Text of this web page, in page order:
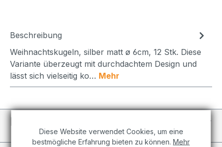
Beschreibung
Weihnachtskugeln, silber matt ø 6cm, 12 Stk. Diese
Variante überzeugt mit durchdachtem Design und
lässt sich vielseitig ko… Mehr
Individuelle Projekte
Diese Website verwendet Cookies, um eine
bestmögliche Erfahrung bieten zu können. Mehr